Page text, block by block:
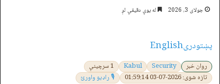
جولای 3, 2026 له یوې دقیقې لږ
پښتودریEnglish
روان خبر Security
Kabul
1 سرچینې
تازه شوی: 2026-07-03 01:59:14
🎙 راډیو واورئ